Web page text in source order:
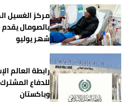
مركز الغسيل
شهر يوليو
رابطة العالم
للدفاع
وباكستان